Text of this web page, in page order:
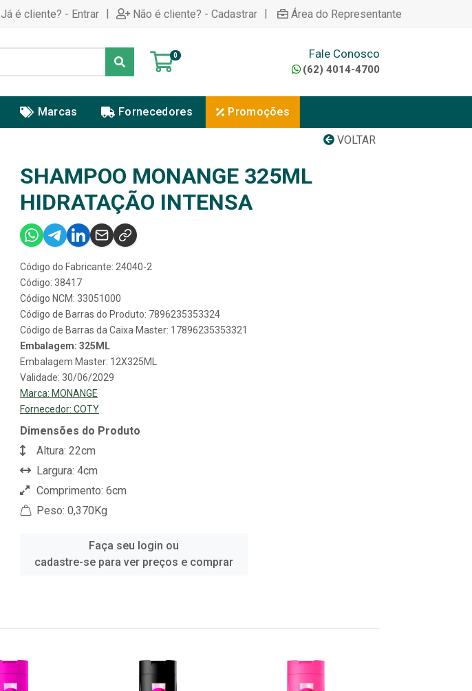
Já é cliente? - Entrar | Não é cliente? - Cadastrar | Área do Representante
0 Fale Conosco
(62) 4014-4700
Marcas Fornecedores Promoções
VOLTAR
SHAMPOO MONANGE 325ML
HIDRATAÇÃO INTENSA
Código do Fabricante: 24040-2
Código: 38417
Código NCM: 33051000
Código de Barras do Produto: 7896235353324
Código de Barras da Caixa Master: 17896235353321
Embalagem: 325ML
Embalagem Master: 12X325ML
Validade: 30/06/2029
Marca: MONANGE
Fornecedor: COTY
Dimensões do Produto
Altura: 22cm
Largura: 4cm
Comprimento: 6cm
Peso: 0,370Kg
Faça seu login ou
cadastre-se para ver preços e comprar